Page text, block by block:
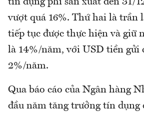
vượt quá 16%. Thứ hai là trần
tiếp tục được thực hiện và giữ
là 14%/năm, với USD tiền gửi
2%/năm.
Qua báo cáo của Ngân hàng
đầu năm tăng trưởng tín dụng